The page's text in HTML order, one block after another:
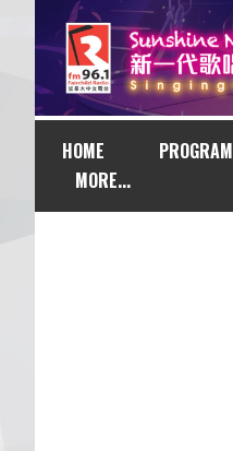
HOME PROGRAM
MORE...